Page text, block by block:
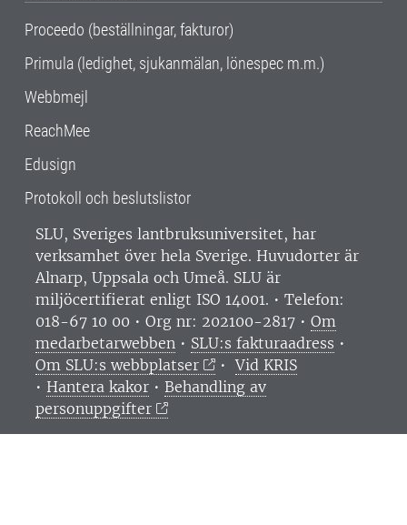
Proceedo (beställningar, fakturor)
Primula (ledighet, sjukanmälan, lönespec m.m.)
Webbmejl
ReachMee
Edusign
Protokoll och beslutslistor
SLU, Sveriges lantbruksuniversitet, har
verksamhet över hela Sverige. Huvudorter är
Alnarp, Uppsala och Umeå. SLU är
miljöcertifierat enligt ISO 14001. • Telefon:
018-67 10 00 • Org nr: 202100-2817 • Om
medarbetarwebben • SLU:s fakturaadress •
Om SLU:s webbplatser
•Vid KRIS
• Hantera kakor • Behandling av
personuppgifter